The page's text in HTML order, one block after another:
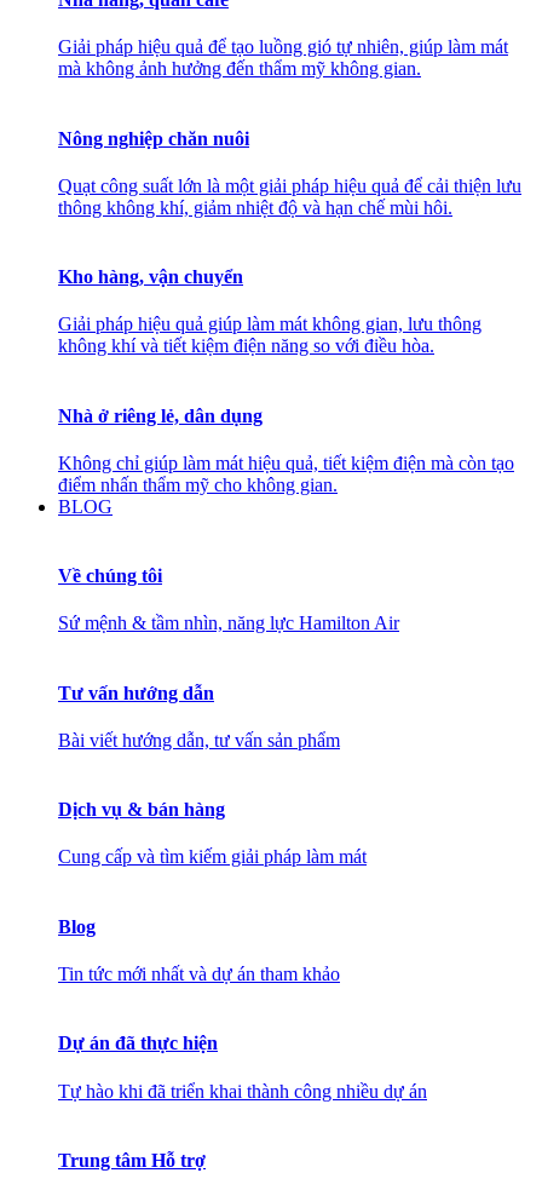
Giải pháp hiệu quả để tạo luồng gió tự nhiên, giúp làm mát
mà không ảnh hưởng đến thẩm mỹ không gian.
Nông nghiệp chăn nuôi
Quạt công suất lớn là một giải pháp hiệu quả để cải thiện lưu
thông không khí, giảm nhiệt độ và hạn chế mùi hôi.
Kho hàng, vận chuyển
Giải pháp hiệu quả giúp làm mát không gian, lưu thông
không khí và tiết kiệm điện năng so với điều hòa.
Nhà ở riêng lẻ, dân dụng
Không chỉ giúp làm mát hiệu quả, tiết kiệm điện mà còn tạo
điểm nhấn thẩm mỹ cho không gian.
BLOG
Về chúng tôi
Sứ mệnh & tầm nhìn, năng lực Hamilton Air
Tư vấn hướng dẫn
Bài viết hướng dẫn, tư vấn sản phẩm
Dịch vụ & bán hàng
Cung cấp và tìm kiếm giải pháp làm mát
Blog
Tin tức mới nhất và dự án tham khảo
Dự án đã thực hiện
Tự hào khi đã triển khai thành công nhiều dự án
Trung tâm Hỗ trợ